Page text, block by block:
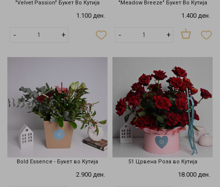
"Velvet Passion" Букет Во Кутија
1.100 ден.
- +
"Meadow Breeze" Букет Во Кутија
1.400 ден.
- +
Bold Essence - Букет во Кутија
2.900 ден.
51 Црвенa Розa во Кутија
18.000 ден.